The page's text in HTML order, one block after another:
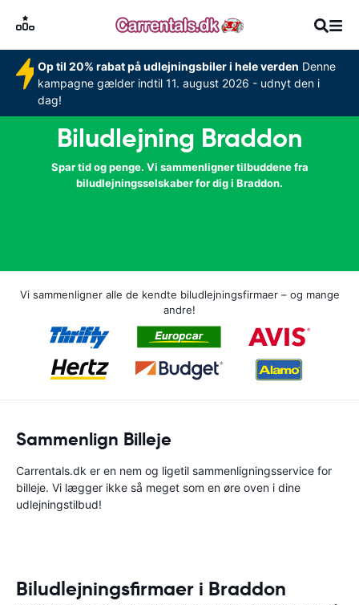
Op til 20% rabat på udlejningsbiler i hele verden Denne
kampagne gælder indtil 11. august 2026 - udnyt den i
dag!
Biludlejning Braddon
Spar tid og penge. Vi sammenligner tilbuddene fra
biludlejningsselskaber for dig i Braddon.
Vi sammenligner alle de kendte biludlejningsfirmaer – og mange
andre!
Sammenlign Billeje
Carrentals.dk er en nem og ligetil sammenligningsservice for
billeje. Vi lægger ikke så meget som en øre oven i dine
udlejningstilbud!
Biludlejningsfirmaer i Braddon